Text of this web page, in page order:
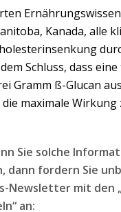
Kanada, alle
Schluss, dass
Gramm ß-Glucan
maximale Wirkung
Sie solche
dann fordern Sie
Newsletter mit den
an: